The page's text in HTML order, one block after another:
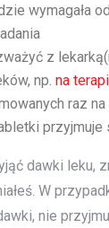
wymagała
z
np. na
raz
przyjmuje
dawki leku,
W
nie